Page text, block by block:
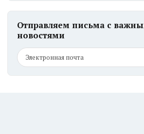
Отправляем письма с
новостями